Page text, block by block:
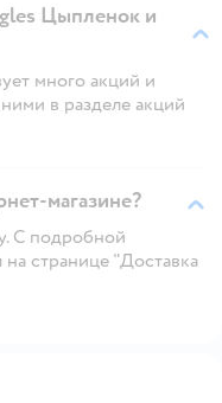
Цыпленок и
много акций и
в разделе акций
магазине?
С подробной
странице "Доставка